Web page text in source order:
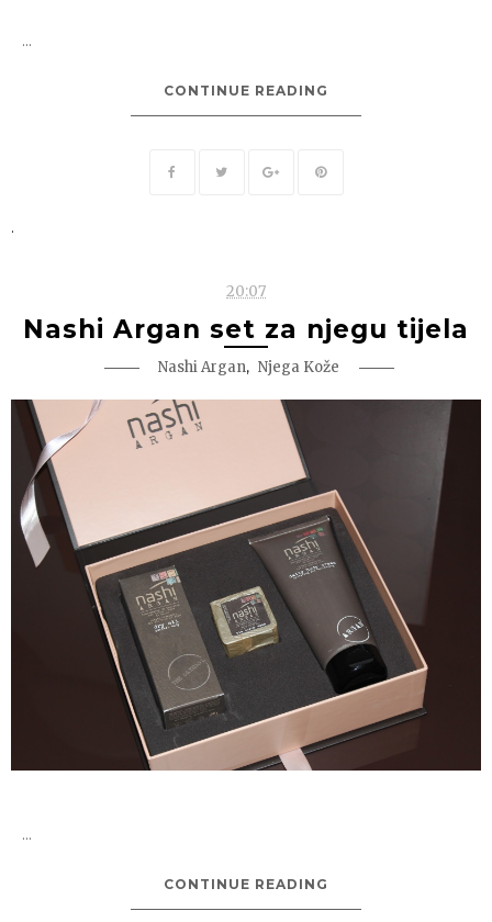
...
CONTINUE READING
.
20:07
Nashi Argan set za njegu tijela
Nashi Argan, Njega Kože
...
CONTINUE READING